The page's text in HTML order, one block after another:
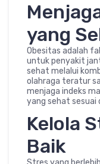
yang
Obesitas adalah
untuk penyakit
sehat melalui
olahraga teratur
menjaga indeks
yang sehat sesuai
Kelola
Baik